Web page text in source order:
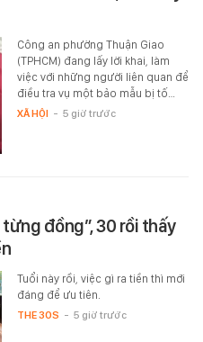
Công an phường Thuận Giao
(TPHCM) đang lấy lời khai, làm
việc với những người liên quan để
điều tra vụ một bảo mẫu bị tố…
XÃ HỘI - 5 giờ trước
đồng”, 30 rồi thấy
Tuổi này rồi, việc gì ra tiền thì mới
đáng để ưu tiên.
THE 30S - 5 giờ trước